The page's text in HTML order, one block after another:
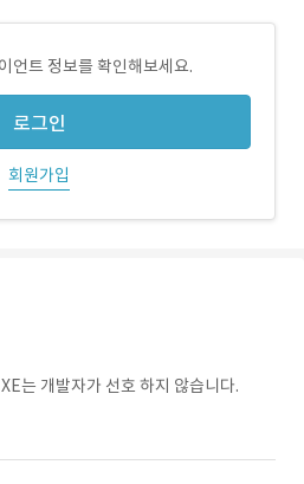
언트 정보를 확인해보세요.
로그인
회원가입
는 개발자가 선호 하지 않습니다.